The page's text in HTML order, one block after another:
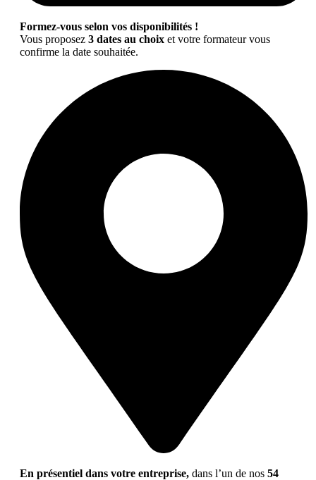
Formez-vous selon vos disponibilités !
Vous proposez 3 dates au choix et votre formateur vous
confirme la date souhaitée.
En présentiel dans votre entreprise, dans l’un de nos 54